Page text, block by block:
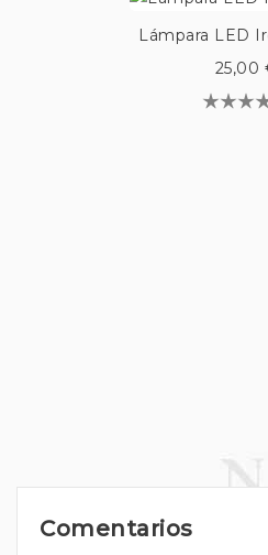
Lámpara LED
25,00
Comentarios